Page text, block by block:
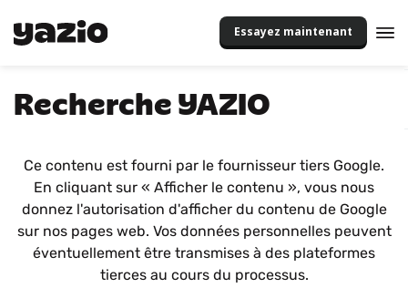
Essayez maintenant
Recherche YAZIO
Ce contenu est fourni par le fournisseur tiers Google.
En cliquant sur « Afficher le contenu », vous nous
donnez l'autorisation d'afficher du contenu de Google
sur nos pages web. Vos données personnelles peuvent
éventuellement être transmises à des plateformes
tierces au cours du processus.